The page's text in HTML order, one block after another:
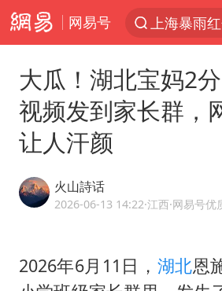
网易号
白海豚5次
大瓜！湖北宝妈2
视频发到家长群，
让人汗颜
火山詩话
2026-06-13 14:22·江西
2026年6月11日， 湖北恩